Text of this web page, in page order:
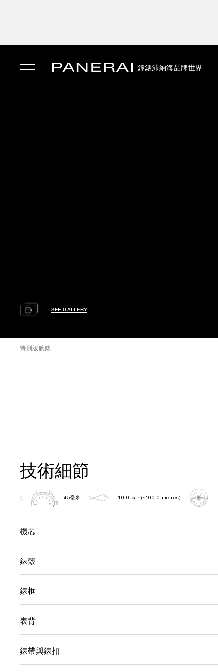
鐘錶沛納海品牌世界
SEE GALLERY
特別版腕錶
技術細節
45毫米 10.0 bar (~100.0 metres)
機芯
錶殼
錶框
表背
錶帶與錶扣